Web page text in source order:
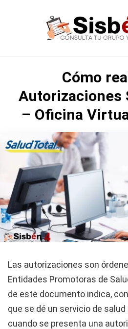
Cómo
Autorizaciones
– Oficina
Las autorizaciones son
Entidades Promotoras de
de este documento indica,
que se dé un servicio de
cuando se presenta una